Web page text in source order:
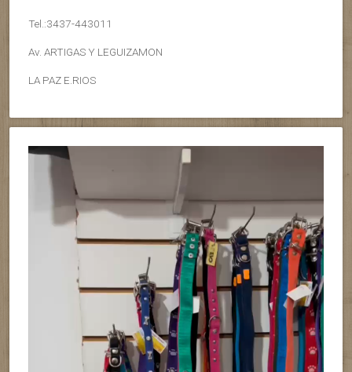
Tel.:3437-443011
Av. ARTIGAS Y LEGUIZAMON
LA PAZ E.RIOS
Reproductor